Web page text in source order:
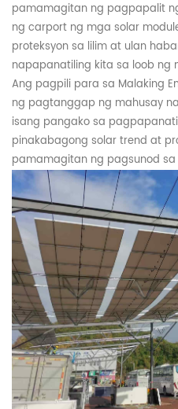
pamamagitan ng pagpapalit
ng carport ng mga solar
proteksyon sa lilim at ulan
napapanatiling kita sa loob ng
Ang pagpili para sa Malaking
ng pagtanggap ng mahusay
isang pangako sa
pinakabagong solar trend at
pamamagitan ng pagsunod sa